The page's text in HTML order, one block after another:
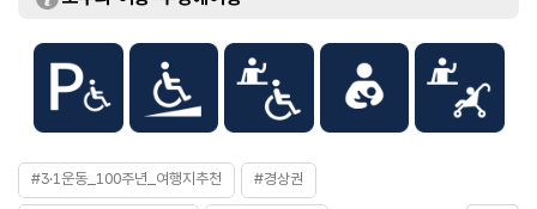
#3·1운동_100주년_여행지추천 #경상권